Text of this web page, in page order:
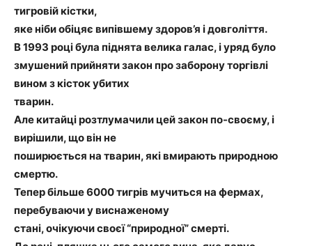
тигровій кістки,
яке ніби обіцяє випівшему здоров’я і довголіття.
В 1993 році була піднята велика галас, і уряд було
змушений прийняти закон про заборону торгівлі
вином з кісток убитих
тварин.
Але китайці розтлумачили цей закон по-своєму, і
вирішили, що він не
поширюється на тварин, які вмирають природною
смертю.
Тепер більше 6000 тигрів мучиться на фермах,
перебуваючи у виснаженому
стані, очікуючи своєї “природної” смерті.